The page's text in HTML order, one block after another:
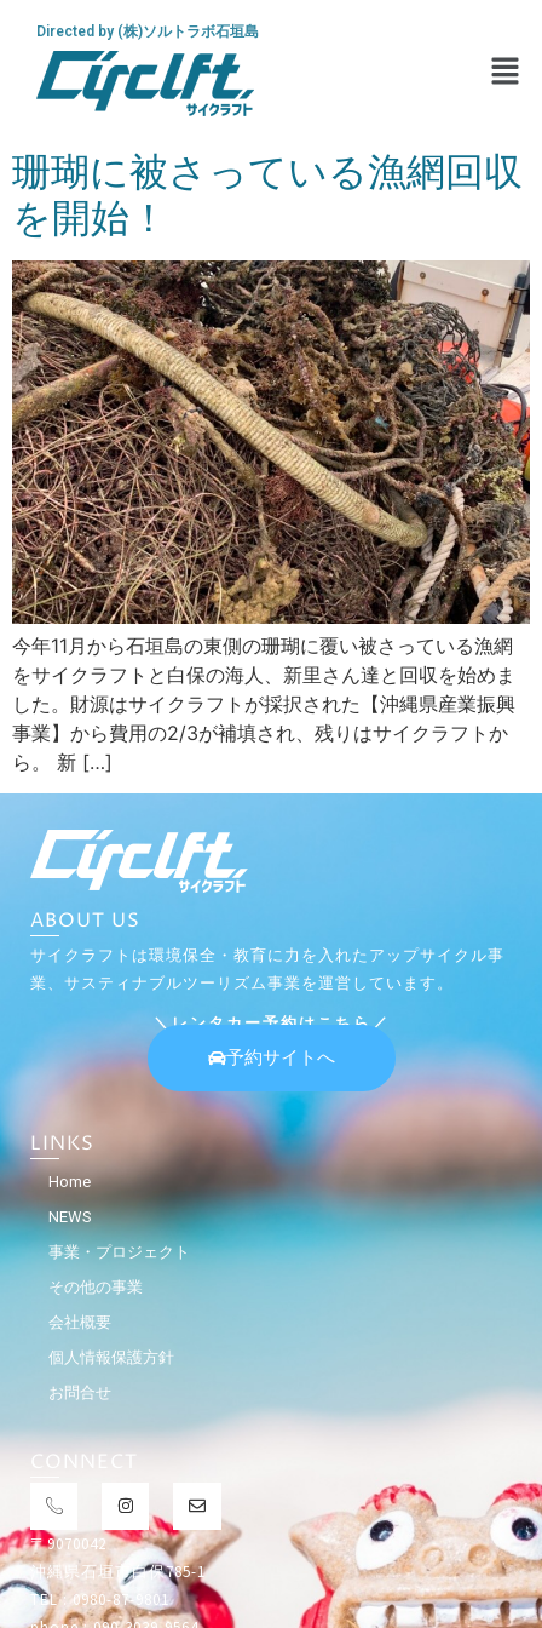
Directed by (株)ソルトラボ石垣島
珊瑚に被さっている漁網回収
を開始！
今年11月から石垣島の東側の珊瑚に覆い被さっている漁網
をサイクラフトと白保の海人、新里さん達と回収を始めま
した。財源はサイクラフトが採択された【沖縄県産業振興
事業】から費用の2/3が補填され、残りはサイクラフトか
ら。 新 […]
ABOUT US
サイクラフトは環境保全・教育に力を入れたアップサイクル事
業、サスティナブルツーリズム事業を運営しています。
＼レンタカー予約はこちら／
予約サイトへ
LINKS
Home
NEWS
事業・プロジェクト
その他の事業
会社概要
個人情報保護方針
お問合せ
CONNECT
〒9070042
沖縄県石垣市白保785-1
TEL : 0980-87-9801